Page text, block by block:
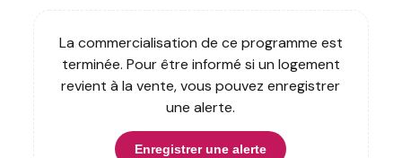
La commercialisation de ce programme est
terminée. Pour être informé si un logement
revient à la vente, vous pouvez enregistrer
une alerte.
Enregistrer une alerte